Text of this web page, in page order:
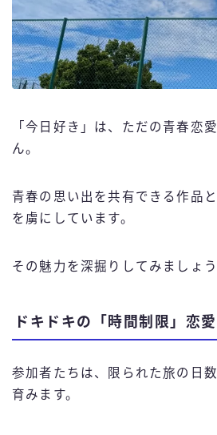
「今日好き」は、ただの青春恋
ん。
青春の思い出を共有できる作品
を虜にしています。
その魅力を深掘りしてみましょう
ドキドキの「時間制限」恋愛
参加者たちは、限られた旅の日
育みます。